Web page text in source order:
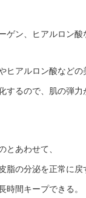
ゲン、ヒアルロン酸
ヒアルロン酸などの
するので、肌の弾力
とあわせて、
脂の分泌を正常に戻
時間キープできる。